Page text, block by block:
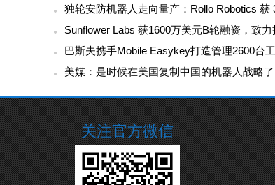
美媒：是时候在美国复制中国的机器人战略了
关注官方微信